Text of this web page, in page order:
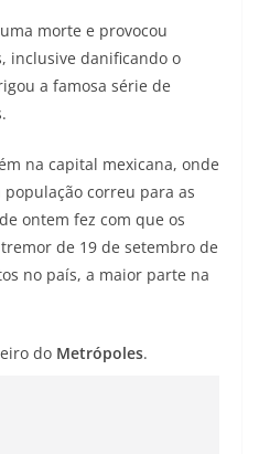
morte e provocou
inclusive danificando o
a famosa série de
na capital mexicana, onde
correu para as
ontem fez com que os
de 19 de setembro de
no país, a maior parte na
do Metrópoles.